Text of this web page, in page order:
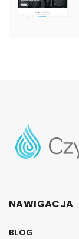
NAWIGACJA
BLOG